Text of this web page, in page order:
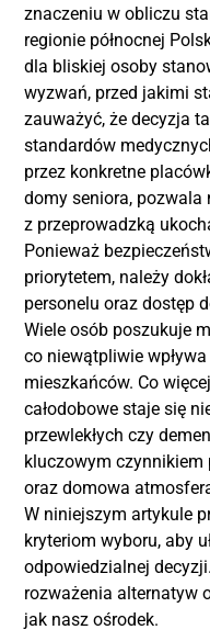
znaczeniu w obliczu
regionie północnej
dla bliskiej osoby
wyzwań, przed jakimi
zauważyć, że decyzja
standardów
przez konkretne
domy seniora, pozwala
z przeprowadzką
Ponieważ
priorytetem, należy
personelu oraz dostęp
Wiele osób poszukuje
co niewątpliwie
mieszkańców. Co
całodobowe staje się
przewlekłych czy
kluczowym czynnikiem
oraz domowa
W niniejszym artykule
kryteriom wyboru, aby
odpowiedzialnej
rozważenia alternatyw
jak nasz ośrodek.